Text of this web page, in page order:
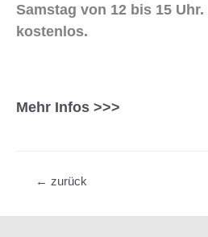
Samstag von 12 bis 15
kostenlos.
Mehr Infos >>>
Beitragsnavigation
← zurück